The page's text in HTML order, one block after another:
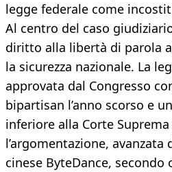
legge federale come
Al centro del caso
diritto alla libertà di parola
la sicurezza nazionale. La
approvata dal Congresso
bipartisan l’anno scorso e
inferiore alla Corte
l’argomentazione,
cinese ByteDance, secondo